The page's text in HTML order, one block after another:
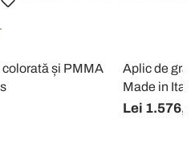
și PMMA
Aplic de
Made in
Lei